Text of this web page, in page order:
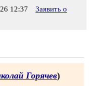
12:37
Заявить о
Горячев)